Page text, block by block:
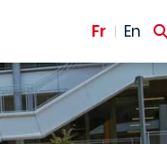
Fr En